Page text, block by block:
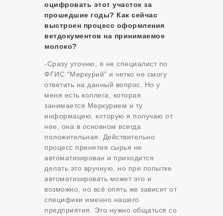
оцифровать этот участок за
прошедшие годы? Как сейчас
выстроен процесс оформления
ветдокументов на принимаемое
молоко?
-Сразу уточню, я не специалист по
ФГИС “Меркурий” и четко не смогу
ответить на данный вопрос. Но у
меня есть коллега, которая
занимается Меркурием и ту
информацию, которую я получаю от
нее, она в основном всегда
положительная. Действительно
процесс принятия сырья не
автоматизирован и приходится
делать это вручную, но при попытке
автоматизировать может это и
возможно, но всё опять же зависит от
специфики именно нашего
предприятия. Это нужно общаться со